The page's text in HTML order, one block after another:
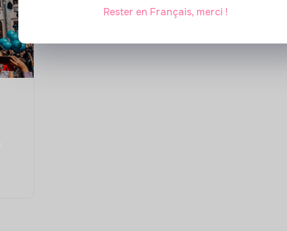
Rester en Français, merci !